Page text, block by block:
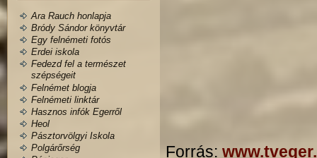
Ara Rauch honlapja
Bródy Sándor könyvtár
Egy felnémeti fotós
Erdei iskola
Fedezd fel a természet
szépségeit
Felnémet blogja
Felnémeti linktár
Hasznos infók Egerről
Heol
Pásztorvölgyi Iskola
Polgárőrség
Forrás: